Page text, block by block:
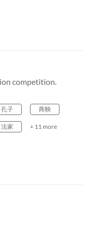
competition.
孔子 商鞅
法家 + 11 more